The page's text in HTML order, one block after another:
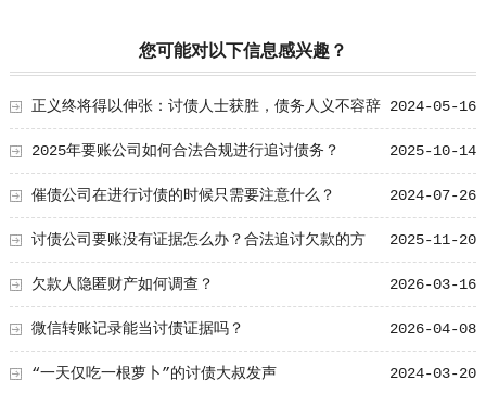
您可能对以下信息感兴趣？
2024-05-16
正义终将得以伸张：讨债人士获胜，债务人义不容辞
履行 2025-10-14
2025年要账公司如何合法合规进行追讨债务？
2024-07-26
催债公司在进行讨债的时候只需要注意什么？
2025-11-20
讨债公司要账没有证据怎么办？合法追讨欠款的方
法，还有实用建议 2026-03-16
欠款人隐匿财产如何调查？
2026-04-08
微信转账记录能当讨债证据吗？
2024-03-20
“一天仅吃一根萝卜”的讨债大叔发声